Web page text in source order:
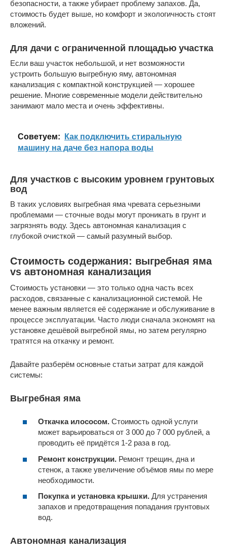
безопасности, а также убирает проблему запахов. Да,
стоимость будет выше, но комфорт и экологичность стоят
вложений.
Для дачи с ограниченной площадью участка
Если ваш участок небольшой, и нет возможности
устроить большую выгребную яму, автономная
канализация с компактной конструкцией — хорошее
решение. Многие современные модели действительно
занимают мало места и очень эффективны.
Cоветуем:
Как подключить стиральную
машину на даче без напора воды
Для участков с высоким уровнем грунтовых
вод
В таких условиях выгребная яма чревата серьезными
проблемами — сточные воды могут проникать в грунт и
загрязнять воду. Здесь автономная канализация с
глубокой очисткой — самый разумный выбор.
Стоимость содержания: выгребная яма
vs автономная канализация
Стоимость установки — это только одна часть всех
расходов, связанные с канализационной системой. Не
менее важным является её содержание и обслуживание в
процессе эксплуатации. Часто люди сначала экономят на
установке дешёвой выгребной ямы, но затем регулярно
тратятся на откачку и ремонт.
Давайте разберём основные статьи затрат для каждой
системы:
Выгребная яма
Откачка илососом. Стоимость одной услуги
может варьироваться от 3 000 до 7 000 рублей, а
проводить её придётся 1-2 раза в год.
Ремонт конструкции. Ремонт трещин, дна и
стенок, а также увеличение объёмов ямы по мере
необходимости.
Покупка и установка крышки. Для устранения
запахов и предотвращения попадания грунтовых
вод.
Автономная канализация